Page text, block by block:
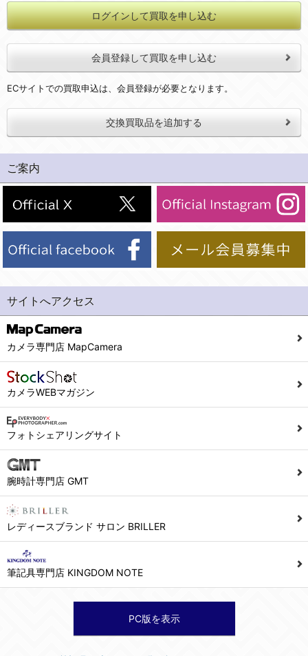
ログインして買取を申し込む
会員登録して買取を申し込む
ECサイトでの買取申込は、会員登録が必要となります。
交換買取品を追加する
ご案内
サイトへアクセス
カメラ専門店 MapCamera
カメラWEBマガジン
フォトシェアリングサイト
腕時計専門店 GMT
レディースブランド サロン BRILLER
筆記具専門店 KINGDOM NOTE
PC版を表示